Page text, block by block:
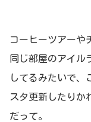
コーヒーツアーや
同じ部屋のアイル
してるみたいで、
スタ更新したりか
だって。